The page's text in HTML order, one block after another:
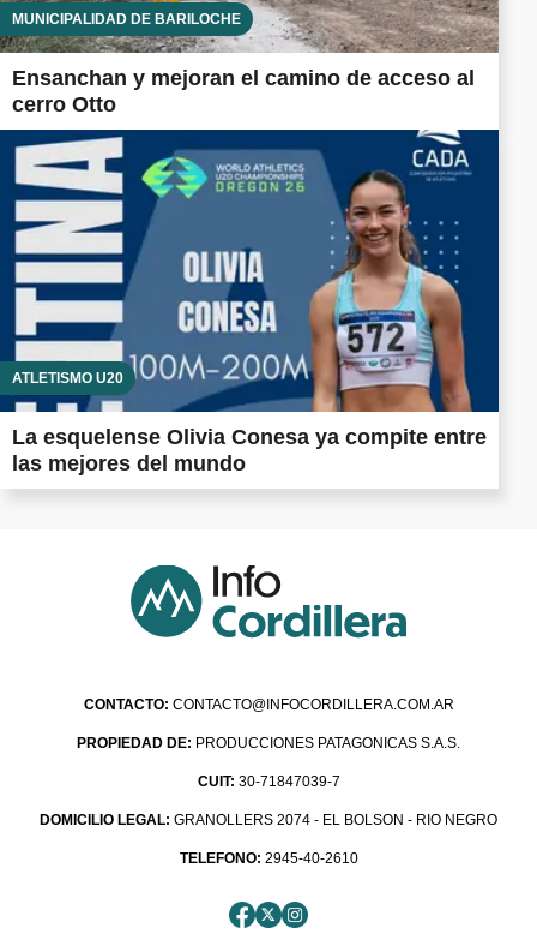
MUNICIPALIDAD DE BARILOCHE
Ensanchan y mejoran el camino de acceso al
cerro Otto
ATLETISMO U20
La esquelense Olivia Conesa ya compite entre
las mejores del mundo
CONTACTO: CONTACTO@INFOCORDILLERA.COM.AR
PROPIEDAD DE: PRODUCCIONES PATAGONICAS S.A.S.
CUIT: 30-71847039-7
DOMICILIO LEGAL: GRANOLLERS 2074 - EL BOLSON - RIO NEGRO
TELEFONO: 2945-40-2610